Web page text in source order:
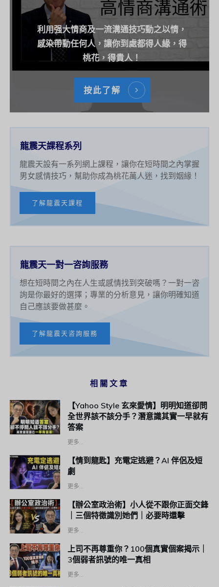
利用强大情商及一流溝通技巧動之以情，
感染帶動任何人，讓你到處都得人緣，得
桃花，得貴人！
按此了解
龍震天課程系列
龍震天設有一系列網上課程，讓你在短時間之內掌握
男女感情技巧，幫助你成為桃花萬人迷，找到姻緣！
了解龍震天課程
龍震天一對一咨詢服務
想在短時間之內在人生或感情找到突破嗎？一對一咨
詢是你最好的選擇；專業的分析意見，讓你明確知道
自己應該要做甚麼。
了解龍震天咨詢服務
相關文章
【Yahoo Style 玄來愛情】明明知道卻問
全世界該不該分手？潛意識其實一早就有
答案
更多...
【情到龍匙】充電定逃避？AI 伴侶及短
劇
更多...
【辦公室政治術】小人從不跟你正面交鋒
｜三個特徵識別她們｜必要時還擊
更多...
上司不再尊重你？100個真實個案揭示｜
3個弱者訊號的唯一真相
更多...